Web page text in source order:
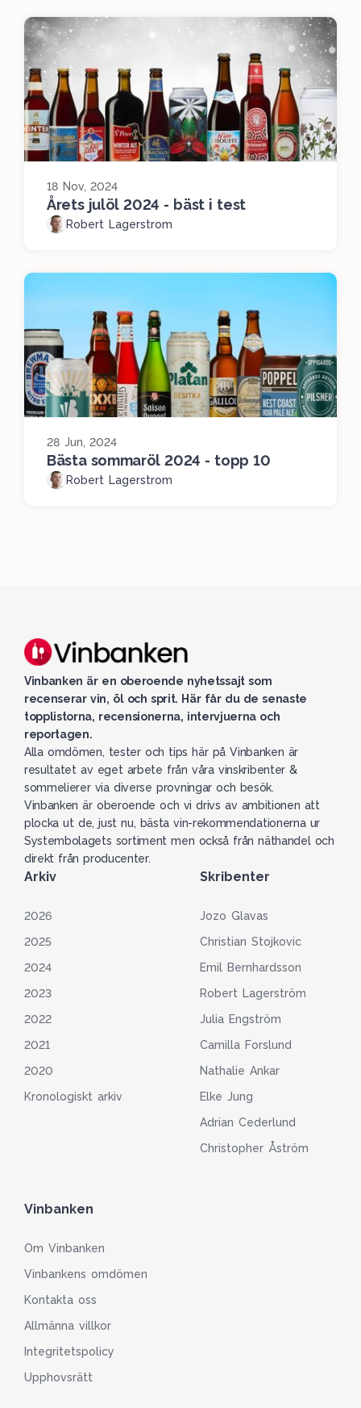
18 Nov, 2024
Årets julöl 2024 - bäst i test
Robert Lagerstrom
28 Jun, 2024
Bästa sommaröl 2024 - topp 10
Robert Lagerstrom
Vinbanken är en oberoende nyhetssajt som
recenserar vin, öl och sprit. Här får du de senaste
topplistorna, recensionerna, intervjuerna och
reportagen.
Alla omdömen, tester och tips här på Vinbanken är
resultatet av eget arbete från våra vinskribenter &
sommelierer via diverse provningar och besök.
Vinbanken är oberoende och vi drivs av ambitionen att
plocka ut de, just nu, bästa vin-rekommendationerna ur
Systembolagets sortiment men också från näthandel och
direkt från producenter.
Arkiv
2026
2025
2024
2023
2022
2021
2020
Kronologiskt arkiv
Skribenter
Jozo Glavas
Christian Stojkovic
Emil Bernhardsson
Robert Lagerström
Julia Engström
Camilla Forslund
Nathalie Ankar
Elke Jung
Adrian Cederlund
Christopher Åström
Vinbanken
Om Vinbanken
Vinbankens omdömen
Kontakta oss
Allmänna villkor
Integritetspolicy
Upphovsrätt